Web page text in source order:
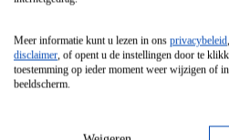
Vrijstaande Magnetron
Vrijstaande Kookplaat
Meer informatie kunt u lezen in ons privacybeleid,
disclaimer, of opent u de instellingen door te
toestemming op ieder moment weer wijzigen of
beeldscherm.